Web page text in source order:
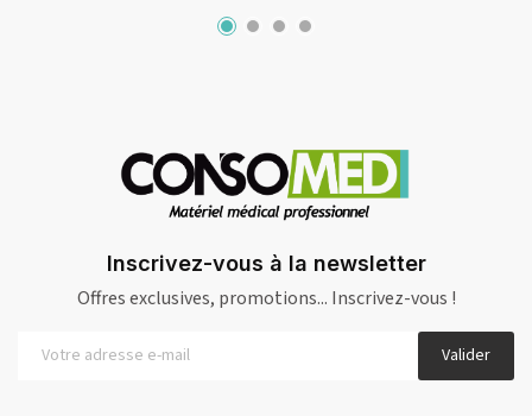
Inscrivez-vous à la newsletter
Offres exclusives, promotions... Inscrivez-vous !
Valider